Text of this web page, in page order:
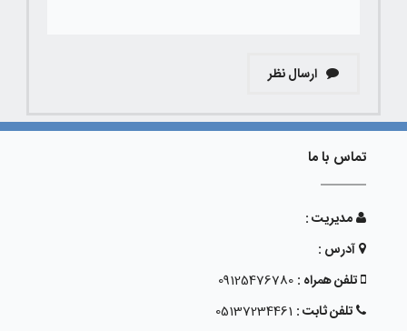
ارسال نظر
تماس با ما
مدیریت :
آدرس :
تلفن همراه : 09125476780
تلفن ثابت : 05137234461